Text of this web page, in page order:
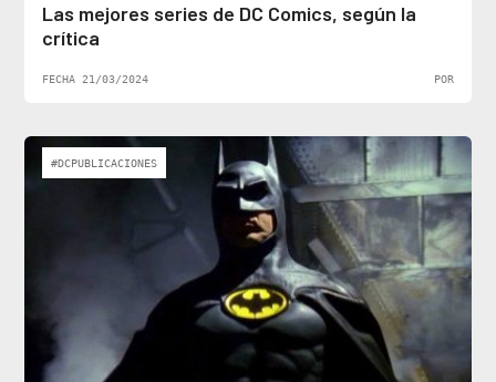
Las mejores series de DC Comics, según la
crítica
FECHA 21/03/2024 POR
#DCPUBLICACIONES